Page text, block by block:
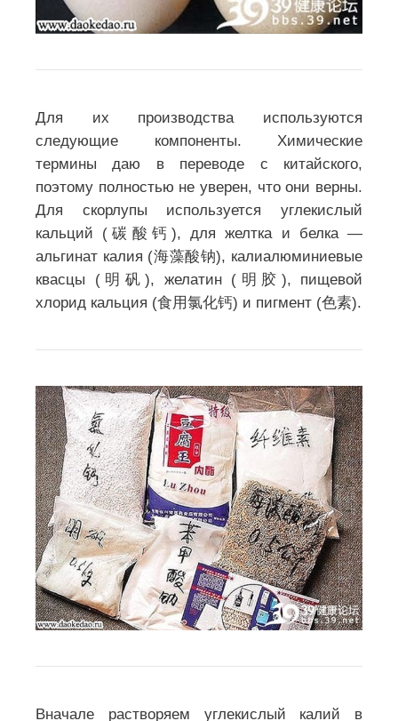
Для их производства используются
следующие компоненты. Химические
термины даю в переводе с китайского,
поэтому полностью не уверен, что они верны.
Для скорлупы используется углекислый
кальций (碳酸钙), для желтка и белка —
альгинат калия (海藻酸钠), калиалюминиевые
квасцы (明矾), желатин (明胶), пищевой
хлорид кальция (食用氯化钙) и пигмент (色素).
Вначале растворяем углекислый калий в